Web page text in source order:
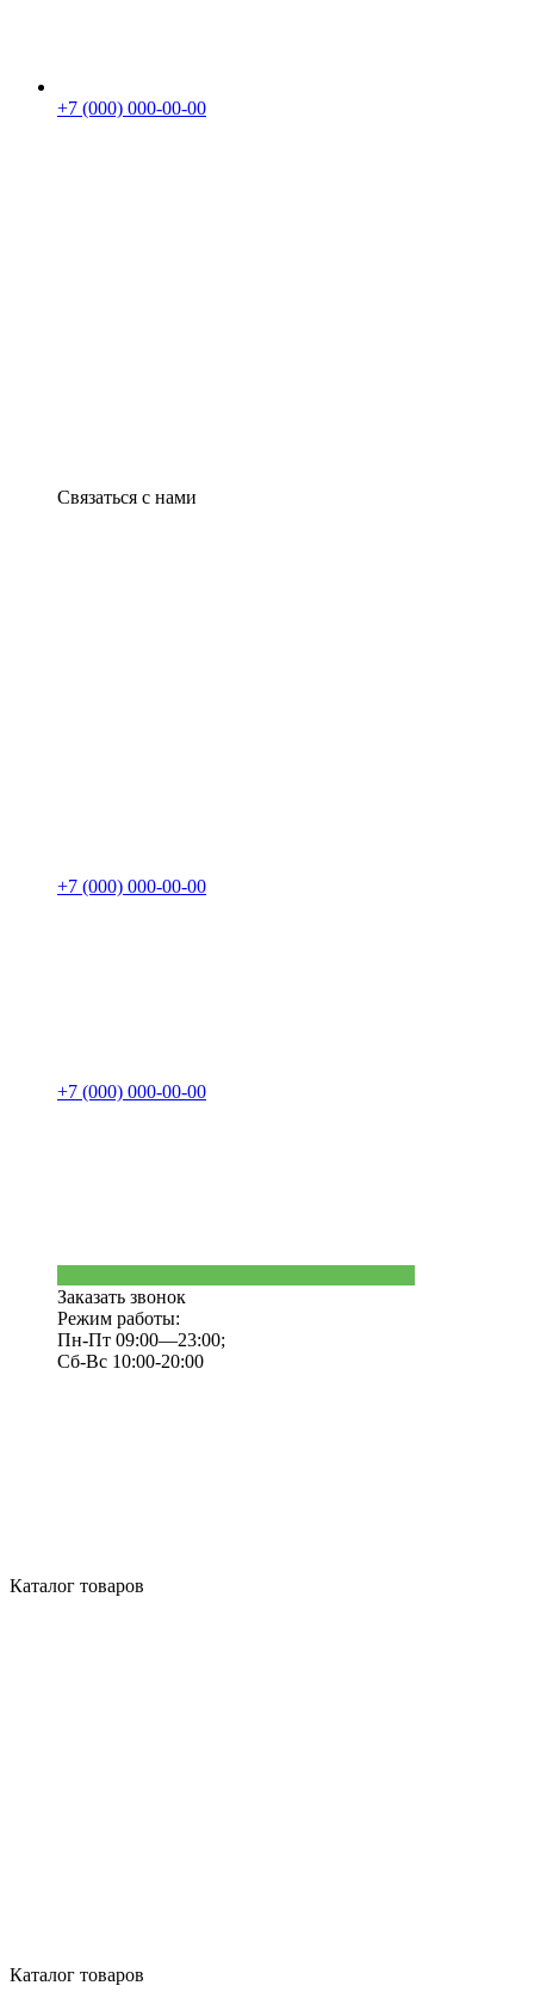
+7 (000) 000-00-00
Связаться с нами
+7 (000) 000-00-00
+7 (000) 000-00-00
Заказать звонок
Режим работы:
Пн-Пт 09:00—23:00;
Сб-Вс 10:00-20:00
Каталог товаров
Каталог товаров